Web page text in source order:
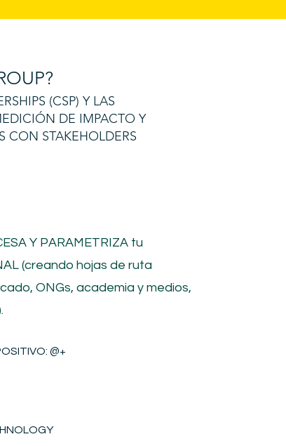
(CSP) Y LAS
DE IMPACTO Y
CON STAKEHOLDERS
Y PARAMETRIZA tu
(creando hojas de ruta
ONGs, academia y medios,
: @+